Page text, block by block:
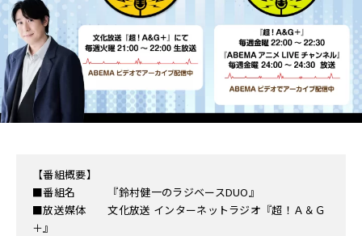
【番組概要】
■番組名 『鈴村健一のラジベースDUO』
■放送媒体 文化放送 インターネットラジオ『超！Ａ＆Ｇ
＋』